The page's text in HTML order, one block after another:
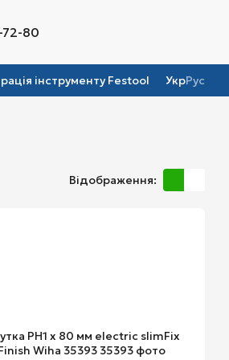
80
інструменту Festool УкрРус
Відображення: